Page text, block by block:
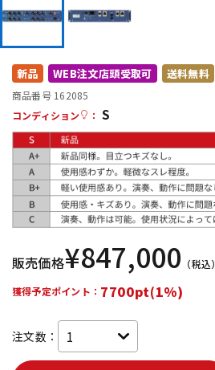
DTM オンライン納品
配信/ライブ機器
新品 WEB注文店頭受取可 送料無料
商品番号 162085
コンディション
： S
販売価格¥847,000 （税込）
獲得予定ポイント： 7700pt(1%)
注文数：